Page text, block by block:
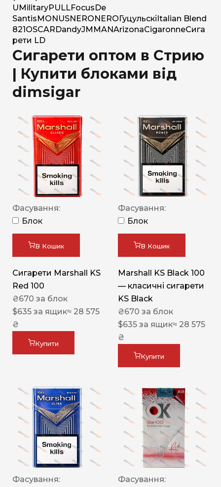
U MilitaryPULLFocus De
Santis MONUSNERO NERO Гуцульскі Italian Blend
821 OSCAR DandyJM MANArizonaCigaronneСига
рети LD
Сигарети оптом в Стрию
| Купити блоками від
dimsigar
Фасування:
Блок
В Кошик
Сигарети Marshall KS
Red 100
₴670 за блок
$635 за ящик≈ 28 575
₴
Купити
Фасування:
Блок
В Кошик
Marshall KS Black 100
— класичні сигарети
KS Black
₴670 за блок
$635 за ящик≈ 28 575
₴
Купити
Фасування:
Фасування: